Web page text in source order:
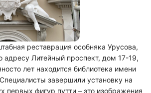
реставрация особняка Урусова,
адресу Литейный проспект, дом 17-19,
лет находится библиотека имени
завершили установку на
первых фигур путти – это изображения